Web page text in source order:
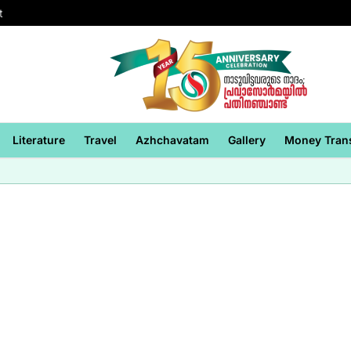
Literature Travel Azhchavatam Gallery Money